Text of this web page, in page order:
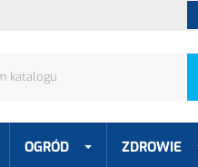
OGRÓD ZDROWIE